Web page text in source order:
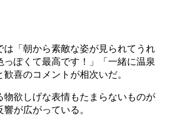
「朝から素敵な姿が見られてうれ
っぽくて最高です！」「一緒に温泉
喜のコメントが相次いだ。
欲しげな表情もたまらないものが
が広がっている。